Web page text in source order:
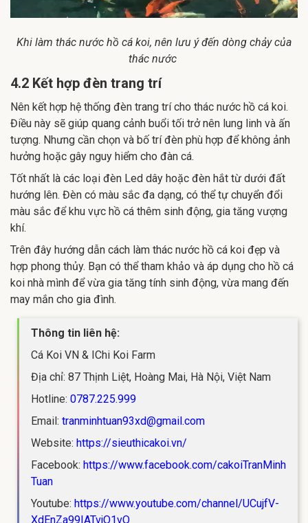
Khi làm thác nước hồ cá koi, nên lưu ý đến dòng chảy của
thác nước
4.2 Kết hợp đèn trang trí
Nên kết hợp hệ thống đèn trang trí cho thác nước hồ cá koi.
Điều này sẽ giúp quang cảnh buổi tối trở nên lung linh và ấn
tượng. Nhưng cần chọn và bố trí đèn phù hợp để không ảnh
hưởng hoặc gây nguy hiểm cho đàn cá.
Tốt nhất là các loại đèn Led dây hoặc đèn hắt từ dưới đất
hướng lên. Đèn có màu sắc đa dạng, có thể tự chuyển đổi
màu sắc để khu vực hồ cá thêm sinh động, gia tăng vượng
khí.
Trên đây hướng dẫn cách làm thác nước hồ cá koi đẹp và
hợp phong thủy. Bạn có thể tham khảo và áp dụng cho hồ cá
koi nhà mình để vừa gia tăng tính sinh động, vừa mang đến
may mắn cho gia đình.
Thông tin liên hệ:
Cá Koi VN & IChi Koi Farm
Địa chỉ: 87 Thịnh Liệt, Hoàng Mai, Hà Nội, Việt Nam
Hotline: 0787.225.999
Email: tranminhtuan93xd@gmail.com
Website: https://sieuthicakoi.vn/
Facebook: https://www.facebook.com/cakoiTranMinh
Tuan
Youtube: https://www.youtube.com/channel/UCujfV-
XdEnZa99IATvjO1vQ